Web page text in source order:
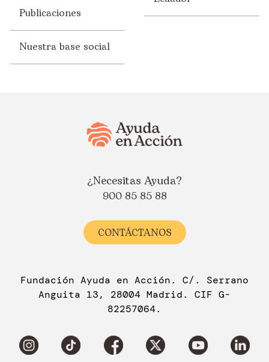
Publicaciones
Nuestra base social
¿Necesitas Ayuda?
900 85 85 88
CONTÁCTANOS
Fundación Ayuda en Acción. C/. Serrano
Anguita 13, 28004 Madrid. CIF G-
82257064.